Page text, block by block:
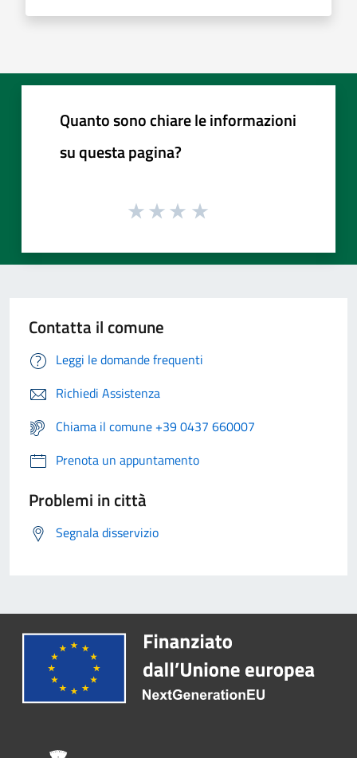
Quanto sono chiare le informazioni
su questa pagina?
Contatta il comune
Leggi le domande frequenti
Richiedi Assistenza
Chiama il comune +39 0437 660007
Prenota un appuntamento
Problemi in città
Segnala disservizio